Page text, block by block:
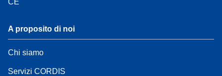
A proposito di noi
Chi siamo
Servizi CORDIS